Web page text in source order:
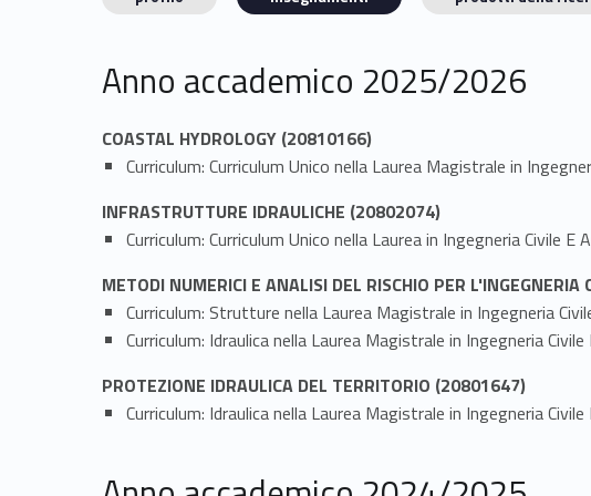
Anno accademico 2025/2026
COASTAL HYDROLOGY (20810166)
Curriculum: Curriculum Unico nella Laurea Magistrale in
INFRASTRUTTURE IDRAULICHE (20802074)
Curriculum: Curriculum Unico nella Laurea in Ingegneria Civile E
METODI NUMERICI E ANALISI DEL RISCHIO PER
Curriculum: Strutture nella Laurea Magistrale in Ingegneria
Curriculum: Idraulica nella Laurea Magistrale in Ingegneria
PROTEZIONE IDRAULICA DEL TERRITORIO (20801647)
Curriculum: Idraulica nella Laurea Magistrale in Ingegneria